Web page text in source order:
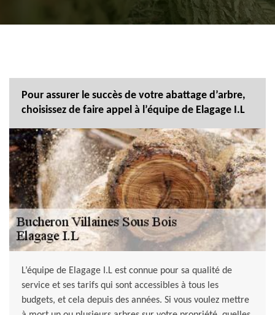
Pour assurer le succès de votre abattage d’arbre,
choisissez de faire appel à l’équipe de Elagage I.L
L’équipe de Elagage I.L est connue pour sa qualité de
service et ses tarifs qui sont accessibles à tous les
budgets, et cela depuis des années. Si vous voulez mettre